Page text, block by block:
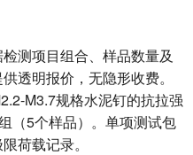
测项目组合、样品数量及
透明报价，无隐形收费。
M3.7规格水泥钉的抗拉强
（5个样品）。单项测试包
荷载记录。